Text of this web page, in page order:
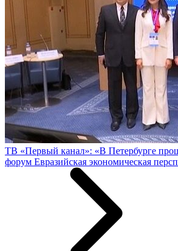
ТВ «Первый канал»: «В Петербурге
форум Евразийская экономическая